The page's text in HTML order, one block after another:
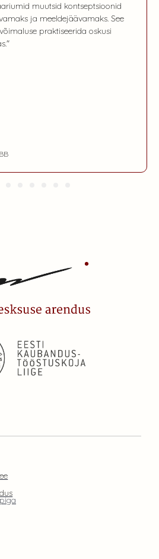
muutsid kontseptsioonid
ja meeldejäävamaks. See
praktiseerida oskusi